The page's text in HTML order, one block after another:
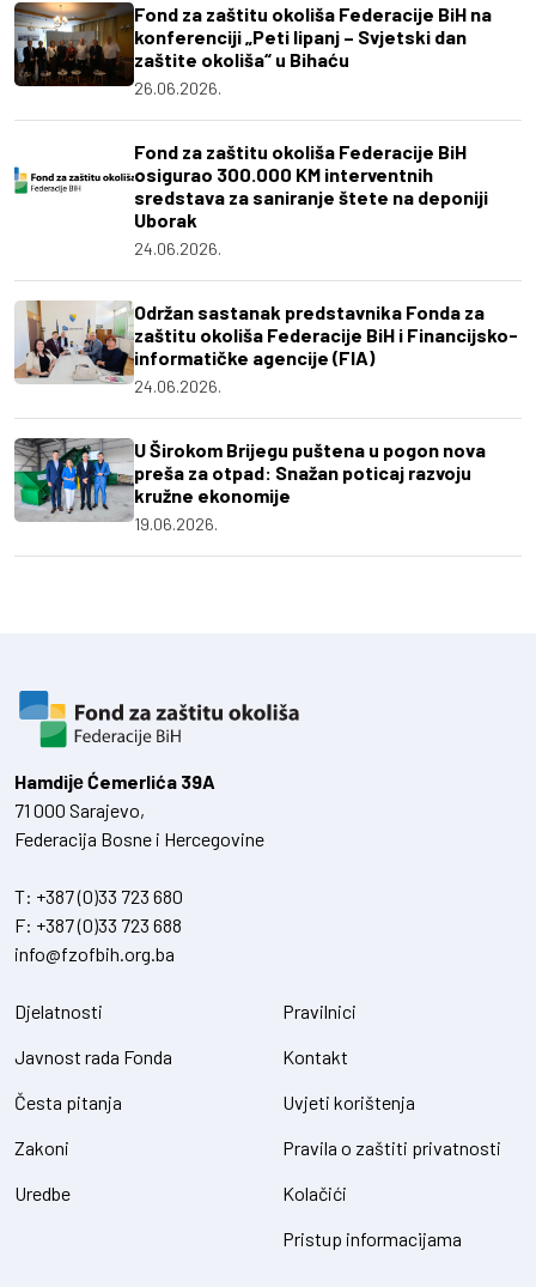
Fond za zaštitu okoliša Federacije BiH na
konferenciji „Peti lipanj – Svjetski dan
zaštite okoliša“ u Bihaću
26.06.2026.
Fond za zaštitu okoliša Federacije BiH
osigurao 300.000 KM interventnih
sredstava za saniranje štete na deponiji
Uborak
24.06.2026.
Održan sastanak predstavnika Fonda za
zaštitu okoliša Federacije BiH i Financijsko-
informatičke agencije (FIA)
24.06.2026.
U Širokom Brijegu puštena u pogon nova
preša za otpad: Snažan poticaj razvoju
kružne ekonomije
19.06.2026.
Hamdiје Ćemerlića 39A
71 000 Sarajevo,
Federacija Bosne i Hercegovine
T: +387 (0)33 723 680
F: +387 (0)33 723 688
info@fzofbih.org.ba
Djelatnosti
Javnost rada Fonda
Česta pitanja
Zakoni
Uredbe
Pravilnici
Kontakt
Uvjeti korištenja
Pravila o zaštiti privatnosti
Kolačići
Pristup informacijama